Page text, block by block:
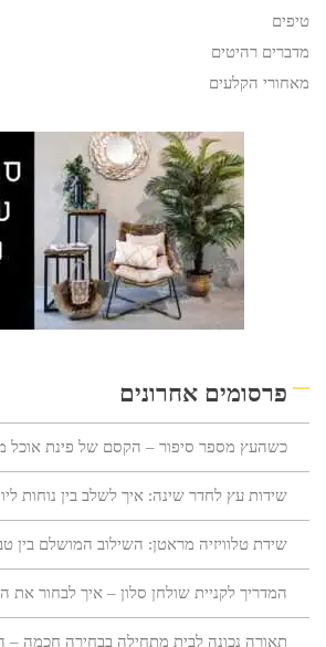
טיפים
מדברים רהיטים
מאחורי הקלעים
פרסומים אחרונים
כשהעץ מספר סיפור – הקסם של פינת אוכל
שידות עץ לחדר שינה: איך לשלב בין נוחות
שידת טלוויזיה מראטן: השילוב המושלם בין
המדריך לקניית שולחן סלון – איך לבחור את
תאורה נכונה לבית מתחילה בבחירה חכמה